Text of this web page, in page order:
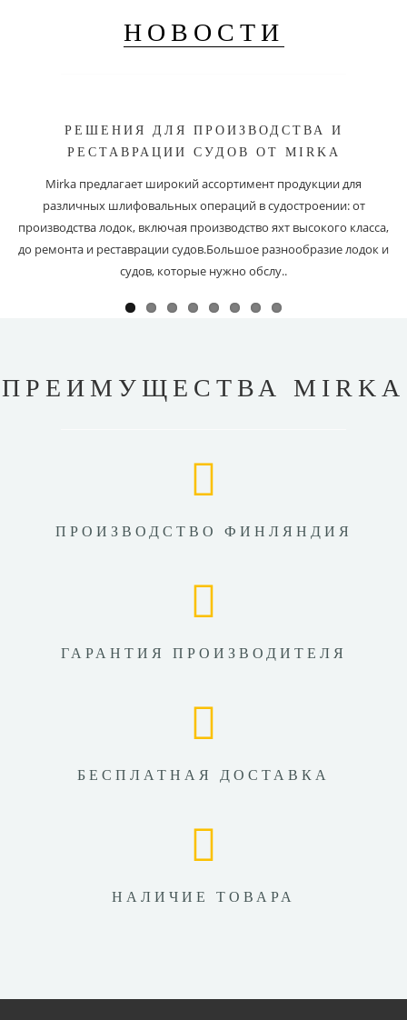
НОВОСТИ
РЕШЕНИЯ ДЛЯ ПРОИЗВОДСТВА И
РЕСТАВРАЦИИ СУДОВ ОТ MIRKA
Mirka предлагает широкий ассортимент продукции для
различных шлифовальных операций в судостроении: от
производства лодок, включая производство яхт высокого класса,
до ремонта и реставрации судов.Большое разнообразие лодок и
судов, которые нужно обслу..
ПРЕИМУЩЕСТВА MIRKA
ПРОИЗВОДСТВО ФИНЛЯНДИЯ
ГАРАНТИЯ ПРОИЗВОДИТЕЛЯ
БЕСПЛАТНАЯ ДОСТАВКА
НАЛИЧИЕ ТОВАРА